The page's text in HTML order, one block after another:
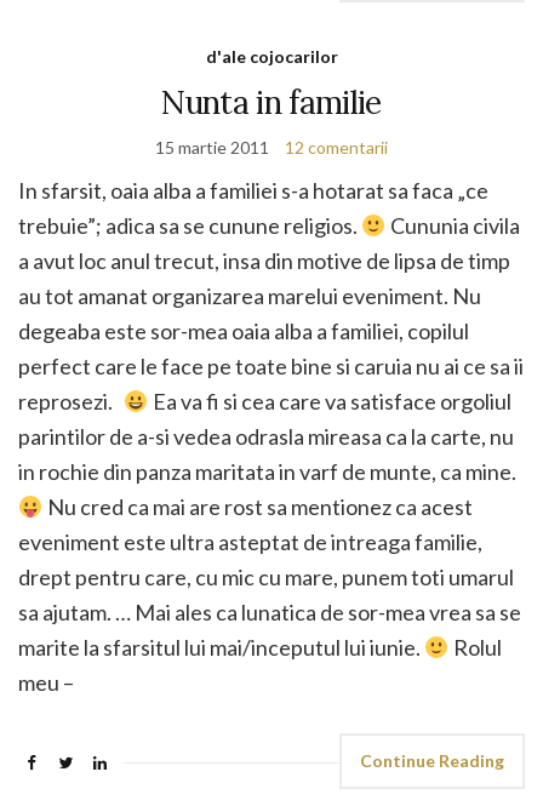
d'ale cojocarilor
Nunta in familie
15 martie 2011 12 comentarii
In sfarsit, oaia alba a familiei s-a hotarat sa faca „ce
trebuie”; adica sa se cunune religios.
Cununia civila
a avut loc anul trecut, insa din motive de lipsa de timp
au tot amanat organizarea marelui eveniment. Nu
degeaba este sor-mea oaia alba a familiei, copilul
perfect care le face pe toate bine si caruia nu ai ce sa ii
reprosezi.
Ea va fi si cea care va satisface orgoliul
parintilor de a-si vedea odrasla mireasa ca la carte, nu
in rochie din panza maritata in varf de munte, ca mine.
Nu cred ca mai are rost sa mentionez ca acest
eveniment este ultra asteptat de intreaga familie,
drept pentru care, cu mic cu mare, punem toti umarul
sa ajutam. … Mai ales ca lunatica de sor-mea vrea sa se
marite la sfarsitul lui mai/inceputul lui iunie.
Rolul
meu –
Continue Reading